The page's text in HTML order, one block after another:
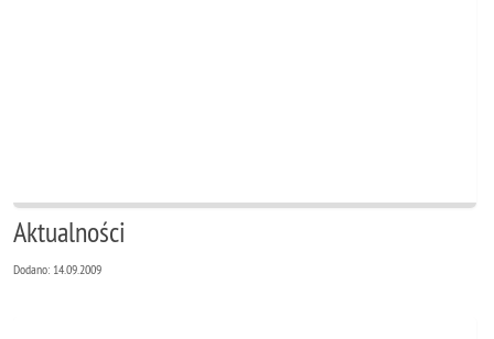
Aktualności
Dodano: 14.09.2009